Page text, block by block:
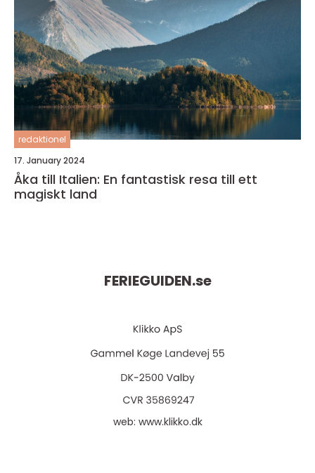
redaktionel
17. January 2024
Åka till Italien: En fantastisk resa till ett
magiskt land
FERIEGUIDEN.se
web: www.klikko.dk